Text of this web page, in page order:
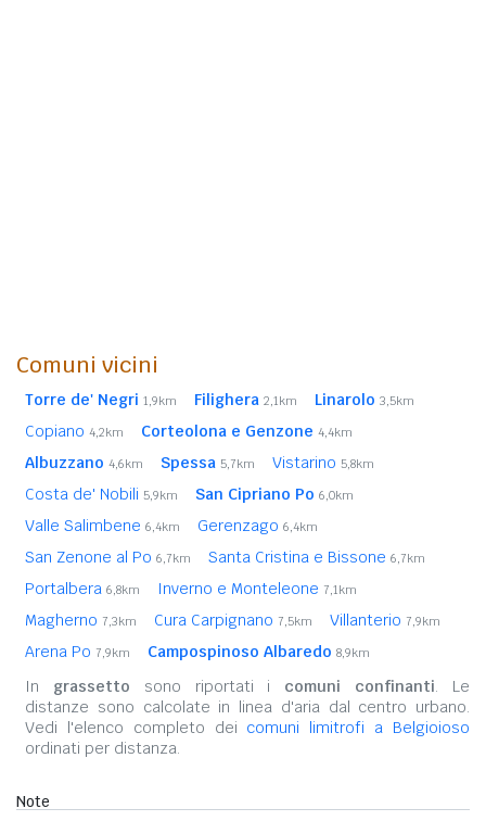
Comuni vicini
Torre de' Negri 1,9km Filighera 2,1km Linarolo 3,5km
Copiano 4,2km Corteolona e Genzone 4,4km
Albuzzano 4,6km Spessa 5,7km Vistarino 5,8km
Costa de' Nobili 5,9km San Cipriano Po 6,0km
Valle Salimbene 6,4km Gerenzago 6,4km
San Zenone al Po 6,7km Santa Cristina e Bissone 6,7km
Portalbera 6,8km Inverno e Monteleone 7,1km
Magherno 7,3km Cura Carpignano 7,5km Villanterio 7,9km
Arena Po 7,9km Campospinoso Albaredo 8,9km
In grassetto sono riportati i comuni confinanti. Le
distanze sono calcolate in linea d'aria dal centro urbano.
Vedi l'elenco completo dei comuni limitrofi a Belgioioso
ordinati per distanza.
Note